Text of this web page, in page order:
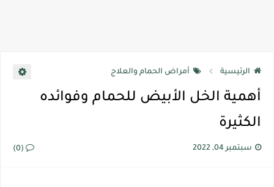
الرئيسية أمراض الحمام والعلاج
أهمية الخل الأبيض للحمام وفوائده
الكثيرة
سبتمبر 04, 2022 (0)